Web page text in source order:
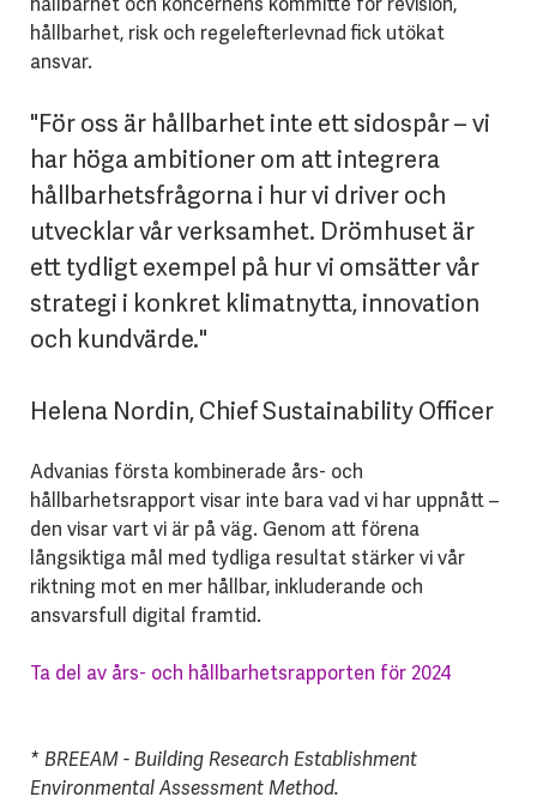
hållbarhet, risk och regelefterlevnad fick utökat
ansvar.
"För oss är hållbarhet inte ett sidospår – vi
har höga ambitioner om att integrera
hållbarhetsfrågorna i hur vi driver och
utvecklar vår verksamhet. Drömhuset är
ett tydligt exempel på hur vi omsätter vår
strategi i konkret klimatnytta, innovation
och kundvärde."
Helena Nordin, Chief Sustainability Officer
Advanias första kombinerade års- och
hållbarhetsrapport visar inte bara vad vi har uppnått –
den visar vart vi är på väg. Genom att förena
långsiktiga mål med tydliga resultat stärker vi vår
riktning mot en mer hållbar, inkluderande och
ansvarsfull digital framtid.
Ta del av års- och hållbarhetsrapporten för 2024
* BREEAM - Building Research Establishment
Environmental Assessment Method.